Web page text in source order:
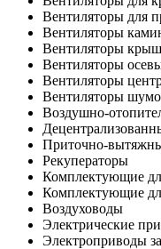
Вентиляторы для
Вентиляторы
Вентиляторы
Вентиляторы
Вентиляторы
Вентиляторы
Воздушно-
Приточно-
Рекуператоры
Комплектующие
Комплектующие
Воздуховоды
Электрические
Электроприводы